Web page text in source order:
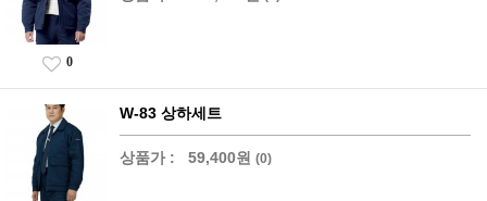
0
W-83 상하세트
상품가 : 59,400원 (0)